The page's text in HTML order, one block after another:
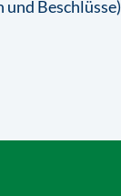
und Beschlüsse)